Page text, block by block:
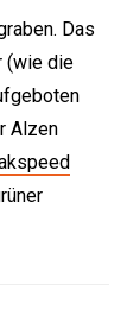
Das
(wie die
Alzen